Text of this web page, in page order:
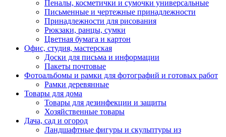
Пеналы, косметички и сумочки универсальные
Письменные и чертежные принадлежности
Принадлежности для рисования
Рюкзаки, ранцы, сумки
Цветная бумага и картон
Офис, студия, мастерская
Доски для письма и информации
Пакеты почтовые
Фотоальбомы и рамки для фотографий и готовых работ
Рамки деревянные
Товары для дома
Товары для дезинфекции и защиты
Хозяйственные товары
Дача, сад и огород
Ландшафтные фигуры и скульптуры из